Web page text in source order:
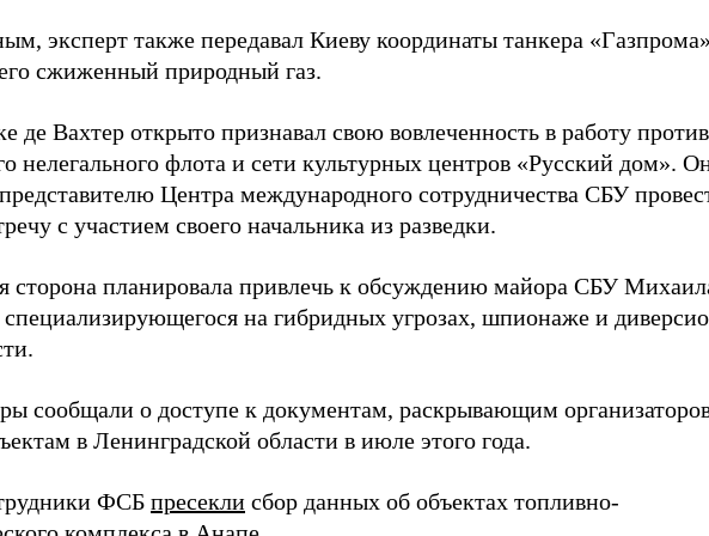
эксперт также передавал Киеву координаты танкера
сжиженный природный газ.
де Вахтер открыто признавал свою вовлеченность в работу против
нелегального флота и сети культурных центров «Русский дом».
Центра международного сотрудничества СБУ
с участием своего начальника из разведки.
сторона планировала привлечь к обсуждению майора СБУ
на гибридных угрозах, шпионаже и
сообщали о доступе к документам, раскрывающим
в Ленинградской области в июле этого года.
ФСБ пресекли сбор данных об объектах топливно-